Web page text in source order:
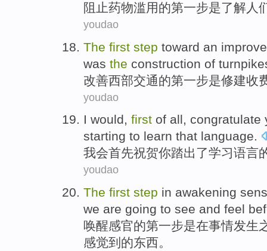
阻止药物滥用的第一步是了解人
youdao
The first step toward an
was the construction of
改善西部交通的第一步是修建收
youdao
I would, first of all, congratulate
starting to learn that language.
我会首先祝贺你踏出了学习语言
youdao
The first step in awakening
we are going to see and feel
唤醒感官的第一步是在事情发生
感觉到 的东西。